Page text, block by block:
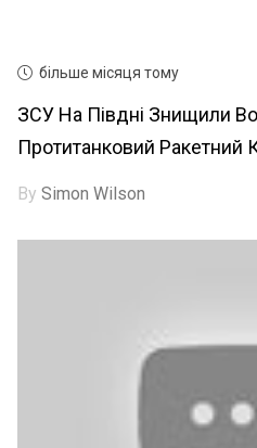
більше місяця тому
ЗСУ На Півдні Знищили
Протитанковий Ракетний
BySimon Wilson